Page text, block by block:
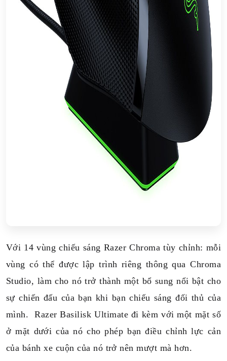
Với 14 vùng chiếu sáng Razer Chroma tùy chỉnh: mỗi
vùng có thể được lập trình riêng thông qua Chroma
Studio, làm cho nó trở thành một bổ sung nổi bật cho
sự chiến đấu của bạn khi bạn chiếu sáng đối thủ của
mình. Razer Basilisk Ultimate đi kèm với một mặt số
ở mặt dưới của nó cho phép bạn điều chỉnh lực cản
của bánh xe cuộn của nó trở nên mượt mà hơn.